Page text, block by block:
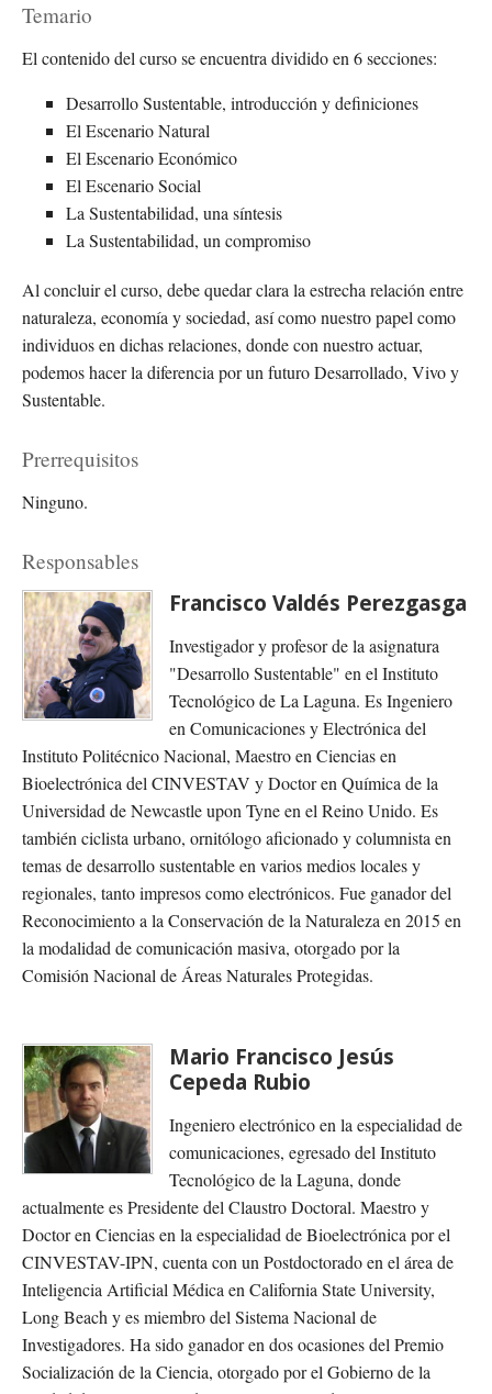
Temario
El contenido del curso se encuentra dividido en 6 secciones:
Desarrollo Sustentable, introducción y definiciones
El Escenario Natural
El Escenario Económico
El Escenario Social
La Sustentabilidad, una síntesis
La Sustentabilidad, un compromiso
Al concluir el curso, debe quedar clara la estrecha relación entre
naturaleza, economía y sociedad, así como nuestro papel como
individuos en dichas relaciones, donde con nuestro actuar,
podemos hacer la diferencia por un futuro Desarrollado, Vivo y
Sustentable.
Prerrequisitos
Ninguno.
Responsables
Francisco Valdés Perezgasga
Investigador y profesor de la asignatura
"Desarrollo Sustentable" en el Instituto
Tecnológico de La Laguna. Es Ingeniero
en Comunicaciones y Electrónica del
Instituto Politécnico Nacional, Maestro en Ciencias en
Bioelectrónica del CINVESTAV y Doctor en Química de la
Universidad de Newcastle upon Tyne en el Reino Unido. Es
también ciclista urbano, ornitólogo aficionado y columnista en
temas de desarrollo sustentable en varios medios locales y
regionales, tanto impresos como electrónicos. Fue ganador del
Reconocimiento a la Conservación de la Naturaleza en 2015 en
la modalidad de comunicación masiva, otorgado por la
Comisión Nacional de Áreas Naturales Protegidas.
Mario Francisco Jesús
Cepeda Rubio
Ingeniero electrónico en la especialidad de
comunicaciones, egresado del Instituto
Tecnológico de la Laguna, donde
actualmente es Presidente del Claustro Doctoral. Maestro y
Doctor en Ciencias en la especialidad de Bioelectrónica por el
CINVESTAV-IPN, cuenta con un Postdoctorado en el área de
Inteligencia Artificial Médica en California State University,
Long Beach y es miembro del Sistema Nacional de
Investigadores. Ha sido ganador en dos ocasiones del Premio
Socialización de la Ciencia, otorgado por el Gobierno de la